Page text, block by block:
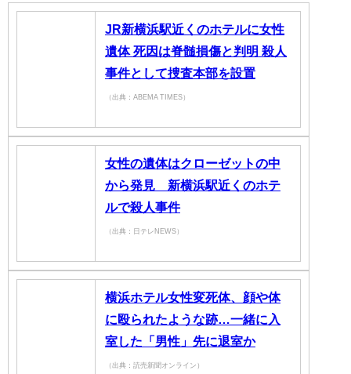
JR新横浜駅近くのホテルに女性
遺体 死因は脊髄損傷と判明 殺人
事件として捜査本部を設置
（出典：ABEMA TIMES）
女性の遺体はクローゼットの中
から発見 新横浜駅近くのホテ
ルで殺人事件
（出典：日テレNEWS）
横浜ホテル女性変死体、顔や体
に殴られたような跡…一緒に入
室した「男性」先に退室か
（出典：読売新聞オンライン）